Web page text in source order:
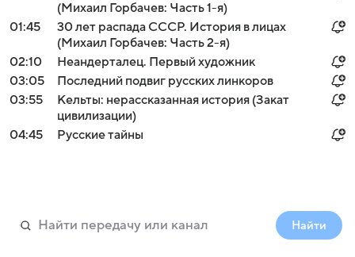
(Михаил Горбачев: Часть 1-я)
01:45
30 лет распада СССР. История в лицах
(Михаил Горбачев: Часть 2-я)
02:10
Неандерталец. Первый художник
03:05
Последний подвиг русских линкоров
03:55
Кельты: нерассказанная история (Закат
цивилизации)
04:45
Русские тайны
Найти